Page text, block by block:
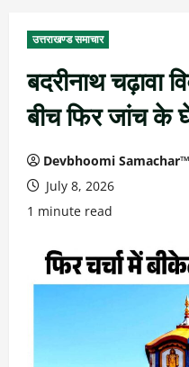
उत्तराखण्ड समाचार
बदरीनाथ चढ़ावा
बीच फिर जांच के
Devbhoomi Samachar™
July 8, 2026
1 minute read